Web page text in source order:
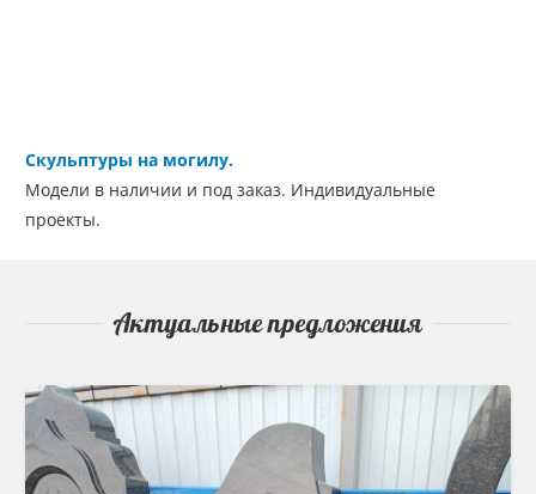
Скульптуры на могилу.
Модели в наличии и под заказ. Индивидуальные
проекты.
Актуальные предложения